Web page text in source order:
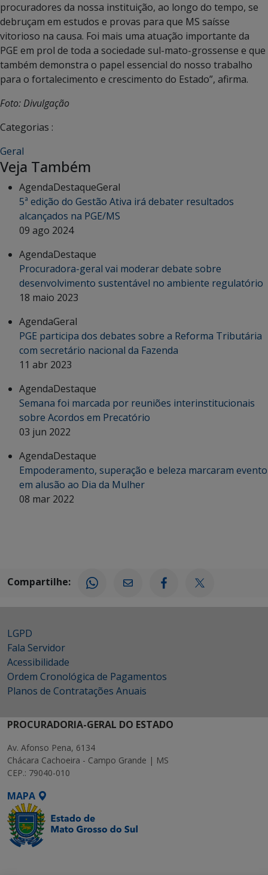
procuradores da nossa instituição, ao longo do tempo, se
debruçam em estudos e provas para que MS saísse
vitorioso na causa. Foi mais uma atuação importante da
PGE em prol de toda a sociedade sul-mato-grossense e que
também demonstra o papel essencial do nosso trabalho
para o fortalecimento e crescimento do Estado”, afirma.
Foto: Divulgação
Categorias :
Geral
Veja Também
AgendaDestaqueGeral
5ª edição do Gestão Ativa irá debater resultados
alcançados na PGE/MS
09 ago 2024
AgendaDestaque
Procuradora-geral vai moderar debate sobre
desenvolvimento sustentável no ambiente regulatório
18 maio 2023
AgendaGeral
PGE participa dos debates sobre a Reforma Tributária
com secretário nacional da Fazenda
11 abr 2023
AgendaDestaque
Semana foi marcada por reuniões interinstitucionais
sobre Acordos em Precatório
03 jun 2022
AgendaDestaque
Empoderamento, superação e beleza marcaram evento
em alusão ao Dia da Mulher
08 mar 2022
Compartilhe:
LGPD
Fala Servidor
Acessibilidade
Ordem Cronológica de Pagamentos
Planos de Contratações Anuais
PROCURADORIA-GERAL DO ESTADO
Av. Afonso Pena, 6134
Chácara Cachoeira - Campo Grande | MS
CEP.: 79040-010
MAPA